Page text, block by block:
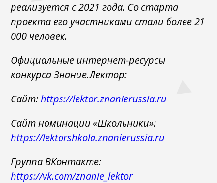
реализуется с 2021 года. Со старта
проекта его участниками стали более 21
000 человек.
Официальные интернет-ресурсы
конкурса Знание.Лектор:
Сайт:https://lektor.znanierussia.ru
Сайт номинации «Школьники»:
https://lektorshkola.znanierussia.ru
Группа ВКонтакте:
https://vk.com/znanie_lektor